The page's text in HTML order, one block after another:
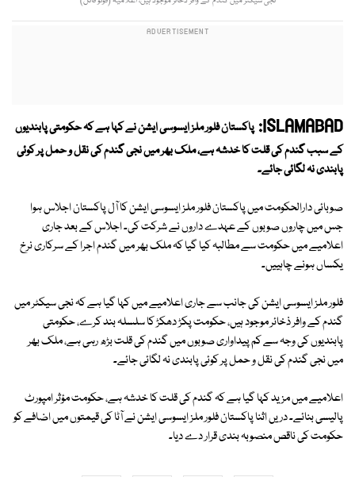
ISLAMABAD: پاکستان فلور ملز ایسوسی ایشن نے کہا ہے کہ حکومتی پابندیوں
کے سبب گندم کی قلت کا خدشہ ہے، ملک بھر میں نجی گندم کی نقل و حمل پر کوئی
پابندی نہ لگائی جائے۔
صوبائی دارالحکومت میں پاکستان فلور ملز ایسوسی ایشن کا آل پاکستان اجلاس ہوا
جس میں چاروں صوبوں کے عہدے داروں نے شرکت کی۔ اجلاس کے بعد جاری
اعلامیے میں حکومت سے مطالبہ کیا گیا کہ ملک بھر میں گندم اجرا کے سرکاری نرخ
یکساں ہونے چاہییں۔
فلور ملز ایسوسی ایشن کی جانب سے جاری اعلامیے میں کہا گیا ہے کہ نجی سیکٹر میں
گندم کے وافر ذخائر موجود ہیں، حکومت پکڑ دھکڑ کا سلسلہ بند کرے، حکومتی
پابندیوں کی وجہ سے کم پیداواری صوبوں میں گندم کی قلت بڑھ رہی ہے، ملک بھر
میں نجی گندم کی نقل و حمل پر کوئی پابندی نہ لگائی جائے۔
اعلامیے میں مزید کہا گیا ہے کہ گندم کی قلت کا خدشہ ہے، حکومت مؤثر امپورٹ
پالیسی بنائے۔ دریں اثنا پاکستان فلور ملز ایسوسی ایشن نے آٹا کی قیمتوں میں اضافے کو
حکومت کی ناقص منصوبہ بندی قرار دے دیا۔